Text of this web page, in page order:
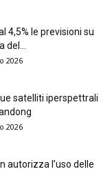
4,5% le previsioni su
2026
satelliti iperspettrali
2026
autorizza l’uso delle